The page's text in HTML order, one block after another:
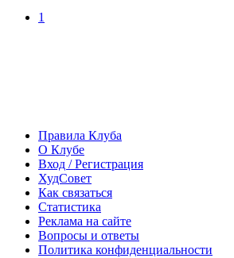
1
Правила Клуба
О Клубе
Вход / Регистрация
ХудСовет
Как связаться
Статистика
Реклама на сайте
Вопросы и ответы
Политика конфиденциальности